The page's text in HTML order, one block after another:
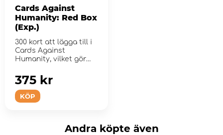
Cards Against
Humanity: Red Box
(Exp.)
300 kort att lägga till i
Cards Against
Humanity, vilket gör
KÖP
375 kr
Andra köpte även